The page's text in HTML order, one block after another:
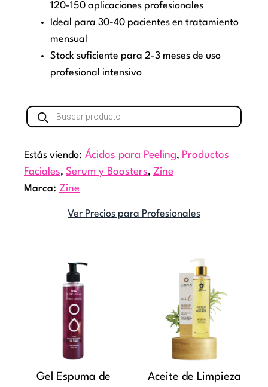
120-150 aplicaciones profesionales
Ideal para 30-40 pacientes en tratamiento
mensual
Stock suficiente para 2-3 meses de uso
profesional intensivo
Búsqueda
de
Estás viendo: Ácidos para Peeling, Productos
Faciales, Serum y Boosters, Zine
Marca: Zine
Ver Precios para Profesionales
Gel Espuma de
Aceite de Limpieza